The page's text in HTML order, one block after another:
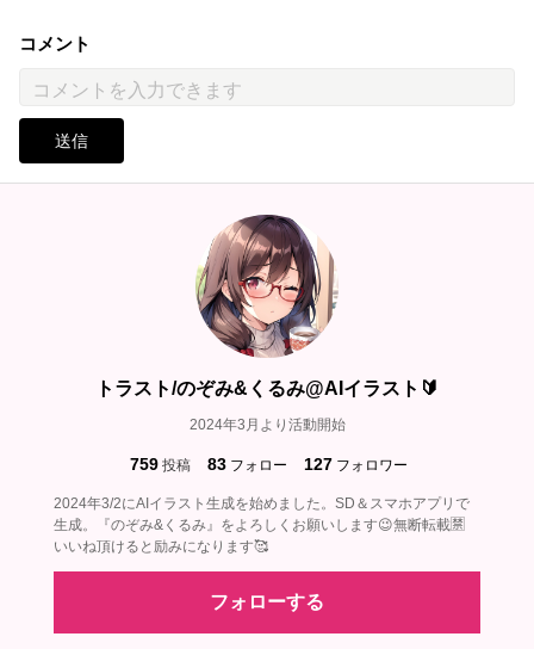
コメント
送信
トラスト/のぞみ&くるみ@AIイラスト🔰
2024年3月より活動開始
759 投稿 83 フォロー 127 フォロワー
2024年3/2にAIイラスト生成を始めました。SD＆スマホアプリで
生成。『のぞみ&くるみ』をよろしくお願いします😉無断転載🈲
いいね頂けると励みになります🥰
フォローする